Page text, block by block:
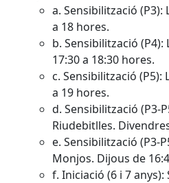
a. Sensibilització (P3):
a 18 hores.
b. Sensibilització
17:30 a 18:30 hores.
c. Sensibilització (P5):
a 19 hores.
d. Sensibilització (P3-
Riudebitlles.
e. Sensibilització (P3-
Monjos. Dijous de
f. Iniciació (6 i 7